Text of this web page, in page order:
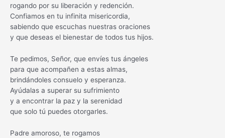
rogando por su liberación y redención.
Confiamos en tu infinita misericordia,
sabiendo que escuchas nuestras oraciones
y que deseas el bienestar de todos tus hijos.
Te pedimos, Señor, que envíes tus ángeles
para que acompañen a estas almas,
brindándoles consuelo y esperanza.
Ayúdalas a superar su sufrimiento
y a encontrar la paz y la serenidad
que solo tú puedes otorgarles.
Padre amoroso, te rogamos